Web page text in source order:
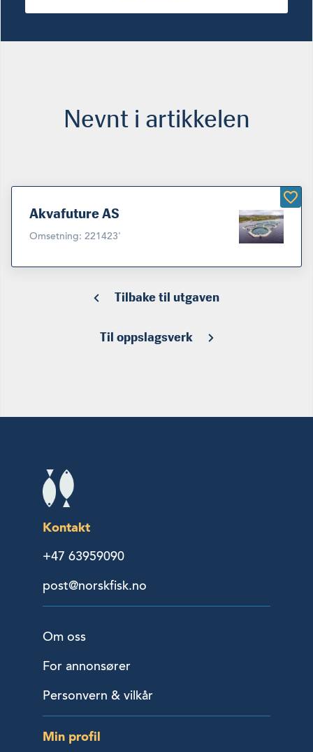
Nevnt i artikkelen
Akvafuture AS
Omsetning: 221423'
Tilbake til utgaven
Til oppslagsverk
Kontakt
+47 63959090
post@norskfisk.no
Om oss
For annonsører
Personvern & vilkår
Min profil